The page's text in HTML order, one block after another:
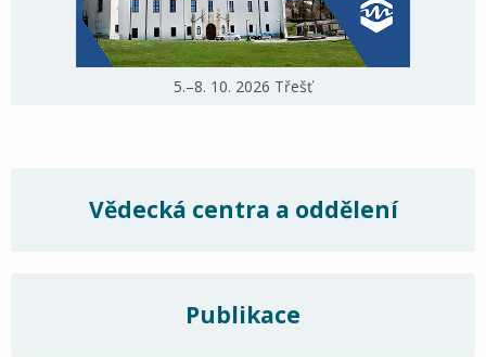
5.–8. 10. 2026 Třešť
Vědecká centra a oddělení
Publikace